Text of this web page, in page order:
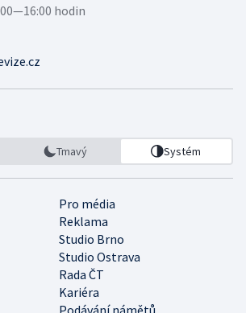
hodin
Tmavý Systém
Pro média
Reklama
Studio Brno
Studio Ostrava
Rada ČT
Kariéra
Podávání námětů